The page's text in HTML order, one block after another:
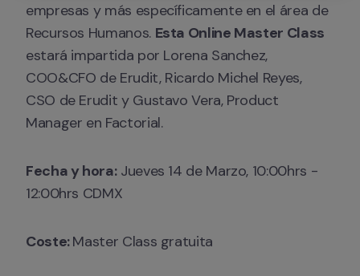
empresas y más específicamente en el área de
Recursos Humanos.
estará impartida por Lorena Sanchez,
COO&CFO de Erudit, Ricardo Michel Reyes,
CSO de Erudit y Gustavo Vera, Product
Manager en Factorial.
Fecha y hora: Jueves 14 de Marzo, 10:00hrs -
12:00hrs CDMX
Coste: Master Class gratuita